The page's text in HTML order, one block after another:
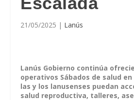
21/05/2025 | Lanús
Lanús Gobierno continúa
operativos Sábados de salud
las y los lanusenses puedan
salud reproductiva, talleres,